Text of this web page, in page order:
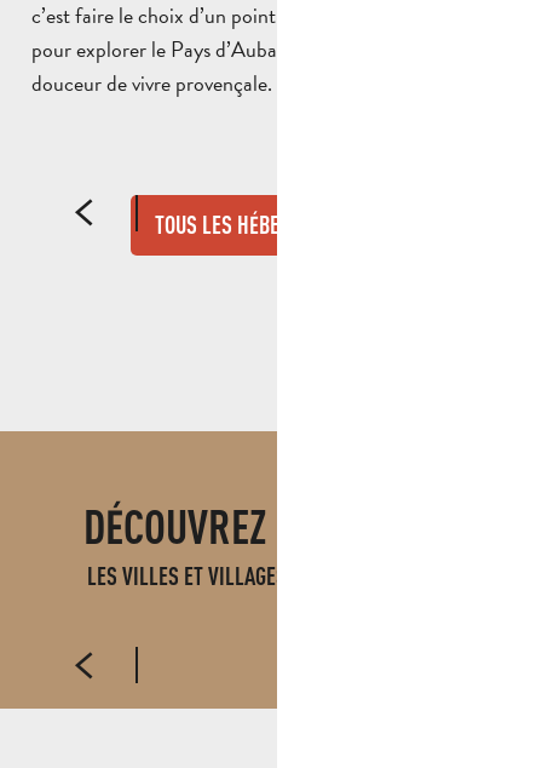
c’est faire le choix d’un point de chute paisible, idéal
pour explorer le Pays d’Aubagne tout en profitant de la
douceur de vivre provençale.
TOUS LES HÉBERGEMENTS
DÉCOUVREZ ÉGALEMENT
LES VILLES ET VILLAGES EN PAYS D'AUBAGNE